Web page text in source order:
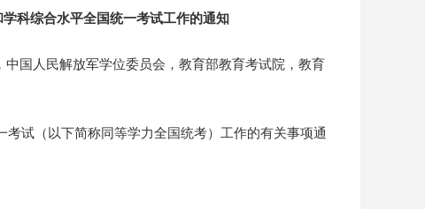
科综合水平全国统一考试工作的通知
国人民解放军学位委员会，教育部教育考试院，教育
试（以下简称同等学力全国统考）工作的有关事项通